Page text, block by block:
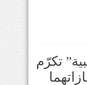
تكرّم